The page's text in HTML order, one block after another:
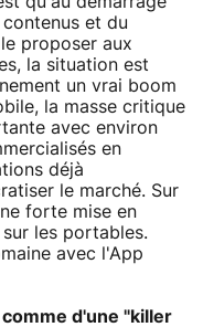
et du
proposer aux
la situation est
un vrai boom
la masse critique
avec environ
en
déjà
le marché. Sur
forte mise en
les portables.
avec l'App
d'une "killer